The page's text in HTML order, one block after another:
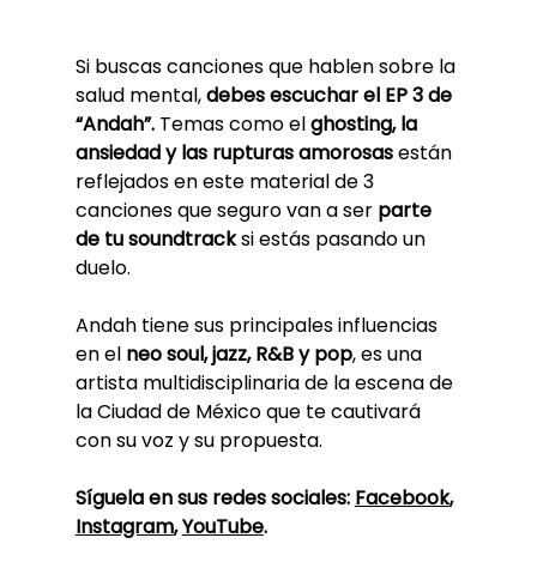
Si buscas canciones que hablen sobre la
salud mental, debes escuchar el EP 3 de
“Andah”. Temas como el ghosting, la
ansiedad y las rupturas amorosas están
reflejados en este material de 3
canciones que seguro van a ser parte
de tu soundtrack si estás pasando un
duelo.
Andah tiene sus principales influencias
en el neo soul, jazz, R&B y pop, es una
artista multidisciplinaria de la escena de
la Ciudad de México que te cautivará
con su voz y su propuesta.
Síguela en sus redes sociales: Facebook,
Instagram, YouTube.